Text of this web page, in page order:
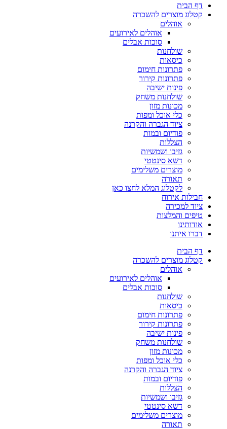
דף הבית
קטלוג מוצרים להשכרה
אוהלים
אוהלים לאירועים
סוכות אבלים
שולחנות
כיסאות
פתרונות חימום
פתרונות קירור
פינות ישיבה
שולחנות משחק
מכונות מזון
כלי אוכל ומפות
ציוד הגברה והקרנה
פודיום ובמות
הצללות
גזיבו ושמשיות
דשא סינטטי
מוצרים משלימים
תאורה
לקטלוג המלא לחצו כאן
חבילות אירוח
ציוד למכירה
טיפים והמלצות
אודותינו
דברו איתנו
דף הבית
קטלוג מוצרים להשכרה
אוהלים
אוהלים לאירועים
סוכות אבלים
שולחנות
כיסאות
פתרונות חימום
פתרונות קירור
פינות ישיבה
שולחנות משחק
מכונות מזון
כלי אוכל ומפות
ציוד הגברה והקרנה
פודיום ובמות
הצללות
גזיבו ושמשיות
דשא סינטטי
מוצרים משלימים
תאורה